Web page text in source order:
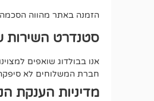
הזמנה באתר מהווה
סטנדרט השירות
אנו בבולדוג שואפים
חברת המשלוחים לא סיפקה
מדיניות הענקת